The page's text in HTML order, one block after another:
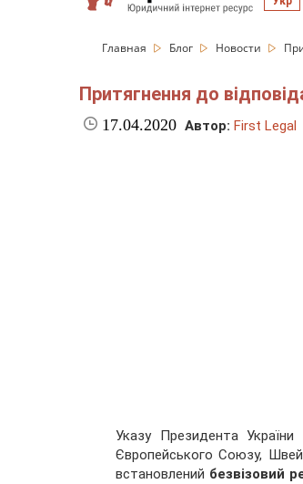
Главная Блог Новости
Притягнення до
17.04.2020 Автор: First Legal
Указу Президента
Європейського Союзу,
встановлений безвізовий